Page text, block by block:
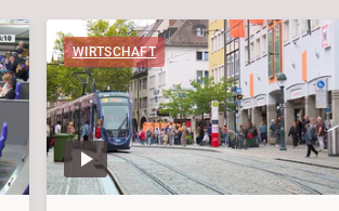
WIRTSCHAFT